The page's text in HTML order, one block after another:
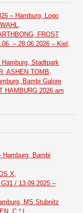
– Hamburg, Logo
FROST
– 28.06.2026 – Kiel,
Stadtpark
ASHEN TOMB,
Bambi Galore
HAMBURG 2026 am
Hamburg, Bambi
X,
/ 13.09.2025 –
MS Stubnitz
C ³ I,